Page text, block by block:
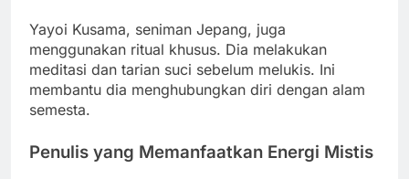
Yayoi Kusama, seniman Jepang, juga
menggunakan ritual khusus. Dia melakukan
meditasi dan tarian suci sebelum melukis. Ini
membantu dia menghubungkan diri dengan alam
semesta.
Penulis yang Memanfaatkan Energi Mistis